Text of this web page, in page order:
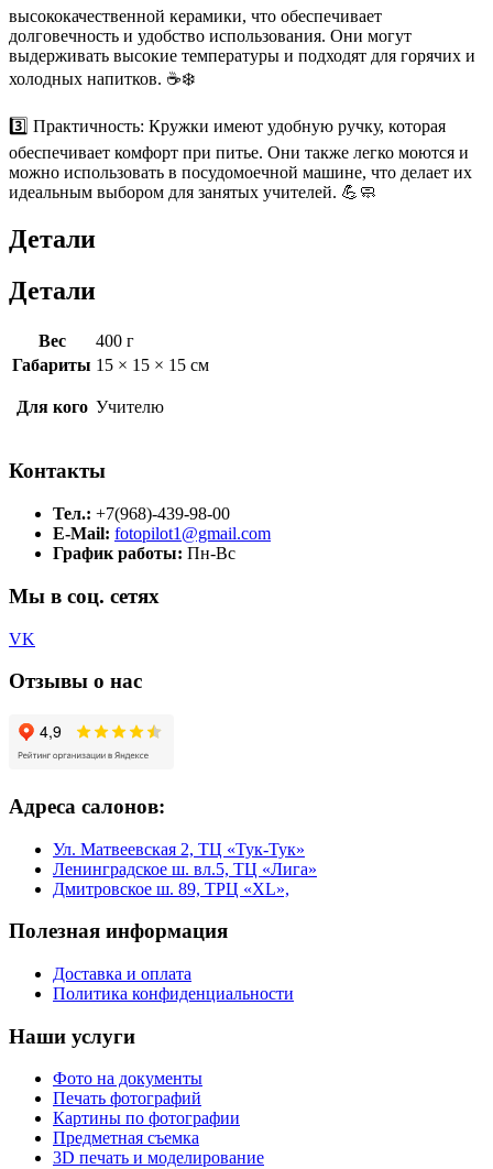
высококачественной керамики, что обеспечивает
долговечность и удобство использования. Они могут
выдерживать высокие температуры и подходят для горячих и
холодных напитков. ☕️❄️
3️⃣ Практичность: Кружки имеют удобную ручку, которая
обеспечивает комфорт при питье. Они также легко моются и
можно использовать в посудомоечной машине, что делает их
идеальным выбором для занятых учителей. 💪🧼
Детали
Детали
Вес
400 г
Габариты 15 × 15 × 15 см
Для кого Учителю
Контакты
Тел.: +7(968)-439-98-00
E-Mail: fotopilot1@gmail.com
График работы: Пн-Вс
Мы в соц. сетях
VK
Отзывы о нас
Адреса салонов:
Ул. Матвеевская 2, ТЦ «Тук-Тук»
Ленинградское ш. вл.5, ТЦ «Лига»
Дмитровское ш. 89, ТРЦ «XL»,
Полезная информация
Доставка и оплата
Политика конфиденциальности
Наши услуги
Фото на документы
Печать фотографий
Картины по фотографии
Предметная съемка
3D печать и моделирование